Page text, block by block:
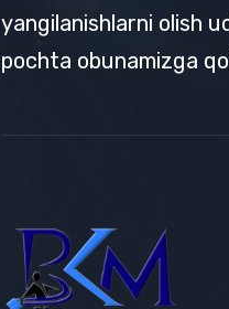
yangilanishlarni olish
pochta obunamizga